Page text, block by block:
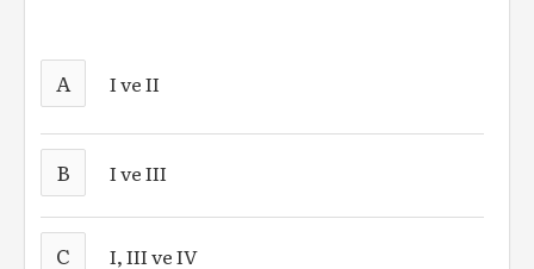
A I ve II
B I ve III
C I, III ve IV